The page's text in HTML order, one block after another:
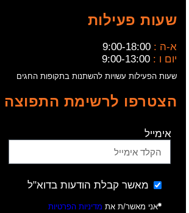
שעות פעילות
א-ה : 9:00-18:00
יום ו : 9:00-13:00
שעות הפעילות עשויות להשתנות בתקופות החגים
הצטרפו לרשימת התפוצה
אימייל
מאשר קבלת הודעות בדוא"ל
אני מאשר/ת את מדיניות הפרטיות